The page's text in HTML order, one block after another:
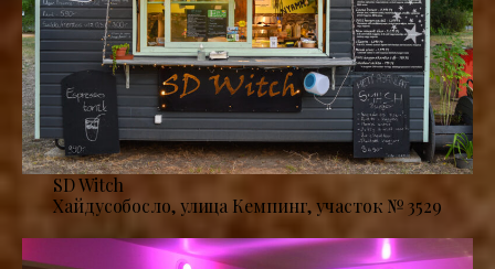
SD Witch
Хайдусобосло, улица Кемпинг, участок № 3529